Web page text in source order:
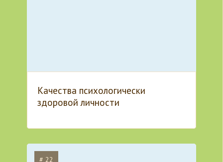
Качества психологически
здоровой личности
# 22